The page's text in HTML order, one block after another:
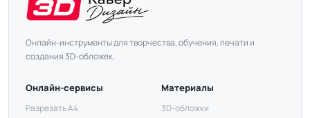
Онлайн-инструменты для творчества, обучения, печати и
создания 3D-обложек.
Онлайн-сервисы
Разрезать А4
Материалы
3D-обложки